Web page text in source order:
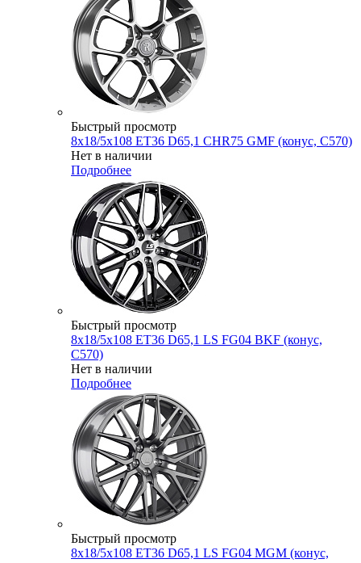
Быстрый просмотр
8x18/5x108 ET36 D65,1 CHR75 GMF (конус, C570)
Нет в наличии
Подробнее
Быстрый просмотр
8x18/5x108 ET36 D65,1 LS FG04 BKF (конус,
C570)
Нет в наличии
Подробнее
Быстрый просмотр
8x18/5x108 ET36 D65,1 LS FG04 MGM (конус,